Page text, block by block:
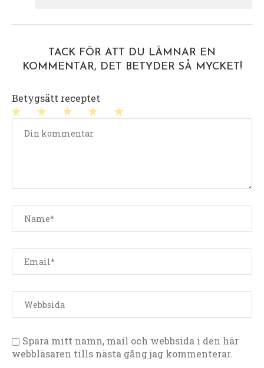
TACK FÖR ATT DU LÄMNAR EN
KOMMENTAR, DET BETYDER SÅ MYCKET!
Betygsätt receptet
stjärnor
stjärnor
stjärnor
stjärna
Spara mitt namn, mail och webbsida i den här
webbläsaren tills nästa gång jag kommenterar.